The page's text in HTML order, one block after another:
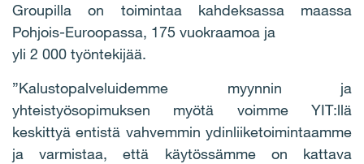
Groupilla on toimintaa kahdeksassa maassa
Pohjois-Euroopassa, 175 vuokraamoa ja
yli 2 000 työntekijää.
”Kalustopalveluidemme myynnin ja
yhteistyösopimuksen myötä voimme YIT:llä
keskittyä entistä vahvemmin ydinliiketoimintaamme
ja varmistaa, että käytössämme on kattava